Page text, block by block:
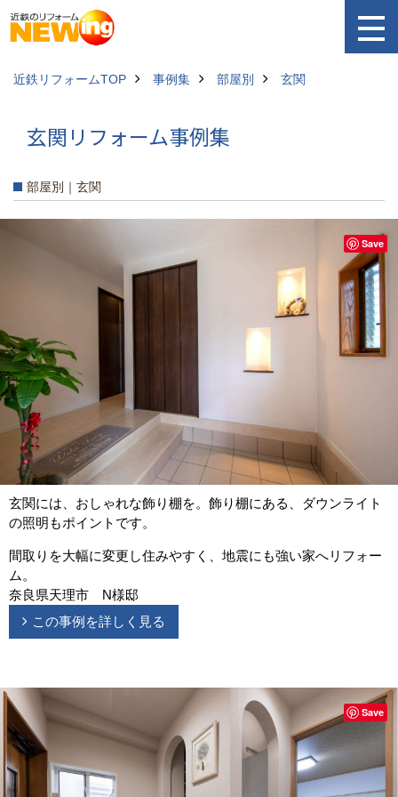
近鉄リフォームTOP 事例集 部屋別 玄関
玄関リフォーム事例集
部屋別｜玄関
玄関には、おしゃれな飾り棚を。飾り棚にある、ダウンライト
の照明もポイントです。
間取りを大幅に変更し住みやすく、地震にも強い家へリフォー
ム。
奈良県天理市 N様邸
この事例を詳しく見る
Save
Save